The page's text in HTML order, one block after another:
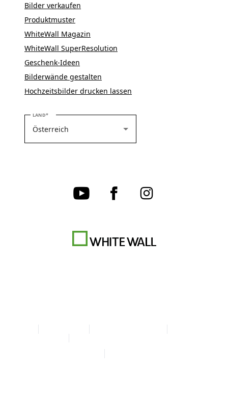
Bilder verkaufen
Produktmuster
WhiteWall Magazin
WhiteWall SuperResolution
Geschenk-Ideen
Bilderwände gestalten
Hochzeitsbilder drucken lassen
LANDBITTE WÄHLEN SIE IHR LAND